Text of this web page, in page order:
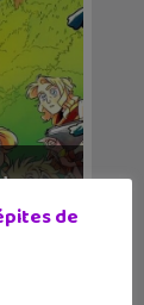
de